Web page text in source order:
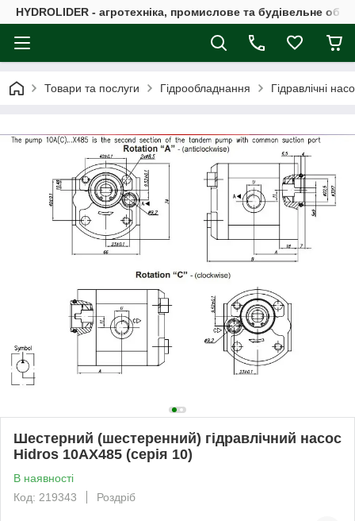
HYDROLIDER - агротехніка, промислове та будівельне
Товари та послуги Гідрообладнання Гідравлічні
Шестерний (шестеренний) гідравлічний насос
Hidros 10АХ485 (серія 10)
В наявності
Код: 219343
Роздріб